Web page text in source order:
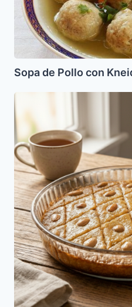
(Golda
Meir)
Sopa de Pollo con
Tishpishti